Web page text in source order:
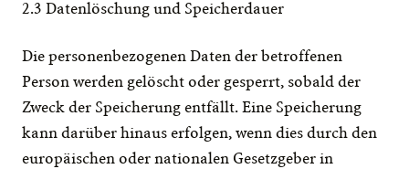
2.3 Datenlöschung und Speicherdauer
Die personenbezogenen Daten der betroffenen
Person werden gelöscht oder gesperrt, sobald der
Zweck der Speicherung entfällt. Eine Speicherung
kann darüber hinaus erfolgen, wenn dies durch den
europäischen oder nationalen Gesetzgeber in